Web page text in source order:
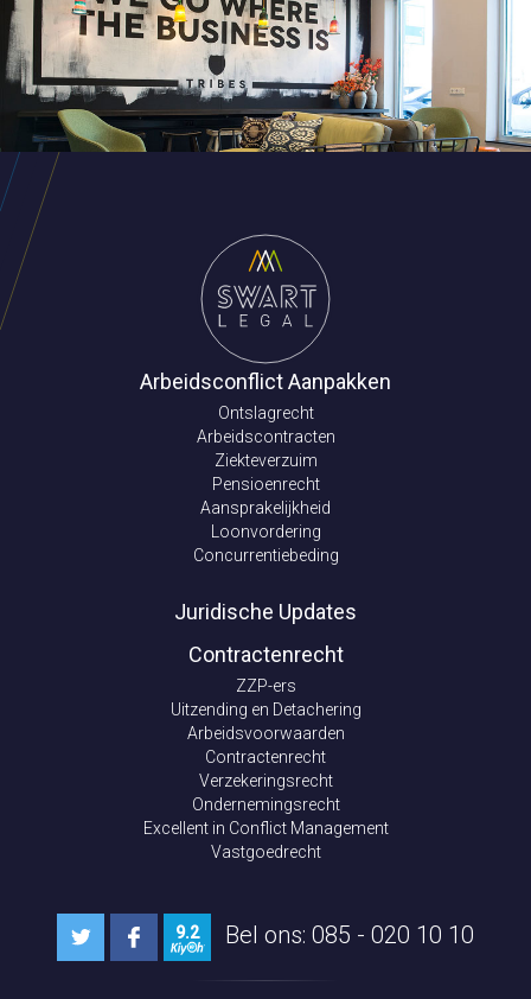
Arbeidsconflict Aanpakken
Ontslagrecht
Arbeidscontracten
Ziekteverzuim
Pensioenrecht
Aansprakelijkheid
Loonvordering
Concurrentiebeding
Juridische Updates
Contractenrecht
ZZP-ers
Uitzending en Detachering
Arbeidsvoorwaarden
Contractenrecht
Verzekeringsrecht
Ondernemingsrecht
Excellent in Conflict Management
Vastgoedrecht
9.2 Bel ons: 085 - 020 10 10